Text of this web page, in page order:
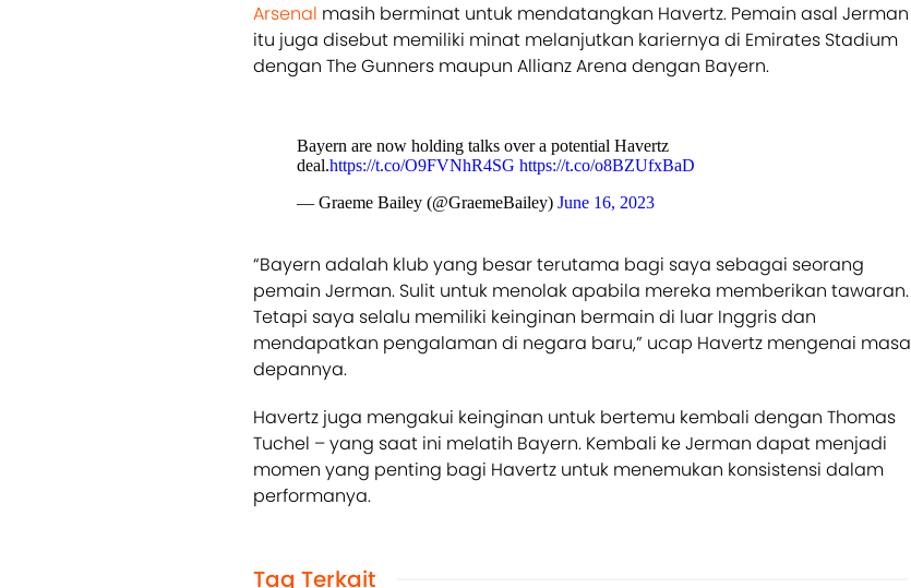
Arsenal masih berminat untuk mendatangkan Havertz. Pemain asal Jerman
itu juga disebut memiliki minat melanjutkan kariernya di Emirates Stadium
dengan The Gunners maupun Allianz Arena dengan Bayern.
Bayern are now holding talks over a potential Havertz
deal.https://t.co/O9FVNhR4SG https://t.co/o8BZUfxBaD
— Graeme Bailey (@GraemeBailey) June 16, 2023
“Bayern adalah klub yang besar terutama bagi saya sebagai seorang
pemain Jerman. Sulit untuk menolak apabila mereka memberikan tawaran.
Tetapi saya selalu memiliki keinginan bermain di luar Inggris dan
mendapatkan pengalaman di negara baru,” ucap Havertz mengenai masa
depannya.
Havertz juga mengakui keinginan untuk bertemu kembali dengan Thomas
Tuchel – yang saat ini melatih Bayern. Kembali ke Jerman dapat menjadi
momen yang penting bagi Havertz untuk menemukan konsistensi dalam
performanya.
Tag Terkait